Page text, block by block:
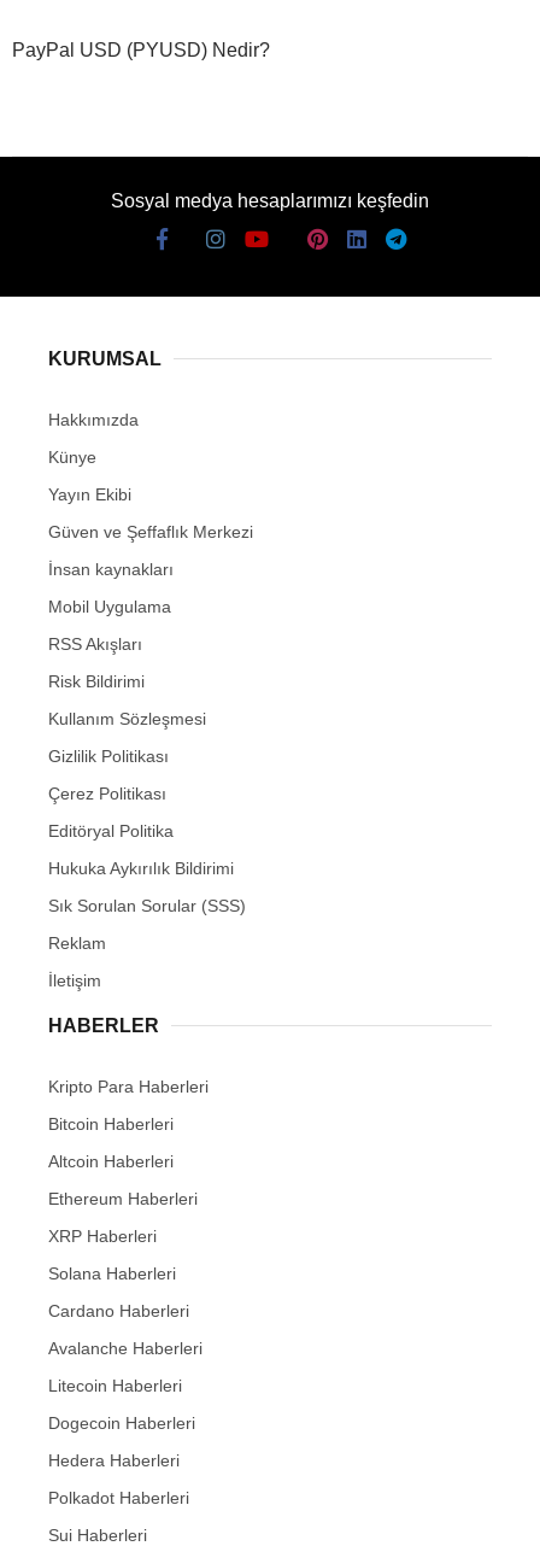
PayPal USD (PYUSD) Nedir?
Sosyal medya hesaplarımızı keşfedin
KURUMSAL
Hakkımızda
Künye
Yayın Ekibi
Güven ve Şeffaflık Merkezi
İnsan kaynakları
Mobil Uygulama
RSS Akışları
Risk Bildirimi
Kullanım Sözleşmesi
Gizlilik Politikası
Çerez Politikası
Editöryal Politika
Hukuka Aykırılık Bildirimi
Sık Sorulan Sorular (SSS)
Reklam
İletişim
HABERLER
Kripto Para Haberleri
Bitcoin Haberleri
Altcoin Haberleri
Ethereum Haberleri
XRP Haberleri
Solana Haberleri
Cardano Haberleri
Avalanche Haberleri
Litecoin Haberleri
Dogecoin Haberleri
Hedera Haberleri
Polkadot Haberleri
Sui Haberleri